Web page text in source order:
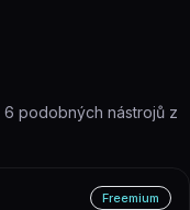
6 podobných nástrojů z
Freemium